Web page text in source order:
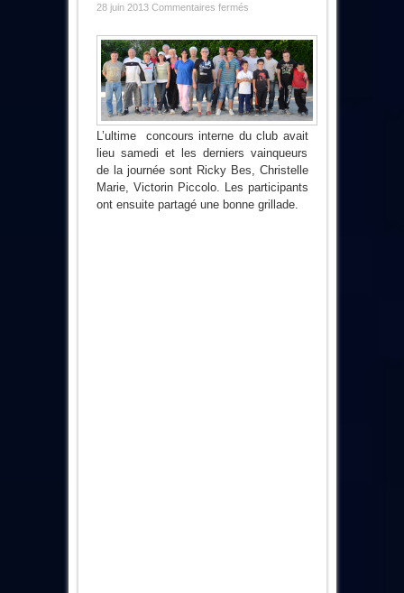
28 juin 2013 Commentaires ferméssur
à
Tête
de
la
Saison
pour
nos
Pétanquaïres
L’ultime concours interne du club avait
lieu samedi et les derniers vainqueurs
de la journée sont Ricky Bes, Christelle
Marie, Victorin Piccolo. Les participants
ont ensuite partagé une bonne grillade.